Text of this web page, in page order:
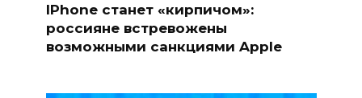
IPhone станет «кирпичом»:
россияне встревожены
возможными санкциями Apple